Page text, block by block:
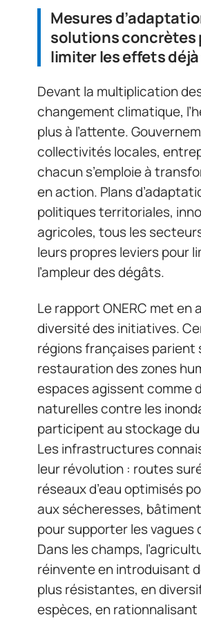
Mesures
solutions concrètes
limiter les effets
Devant la multiplication
changement climatique,
plus à l’attente.
collectivités locales,
chacun s’emploie à
en action. Plans
politiques territoriales,
agricoles, tous les
leurs propres leviers pour
l’ampleur des dégâts.
Le rapport ONERC met en
diversité des initiatives.
régions françaises parient
restauration des zones
espaces agissent comme
naturelles contre les
participent au stockage
Les infrastructures
leur révolution : routes
réseaux d’eau optimisés
aux sécheresses,
pour supporter les vagues
Dans les champs,
réinvente en introduisant
plus résistantes, en
espèces, en rationnalisant